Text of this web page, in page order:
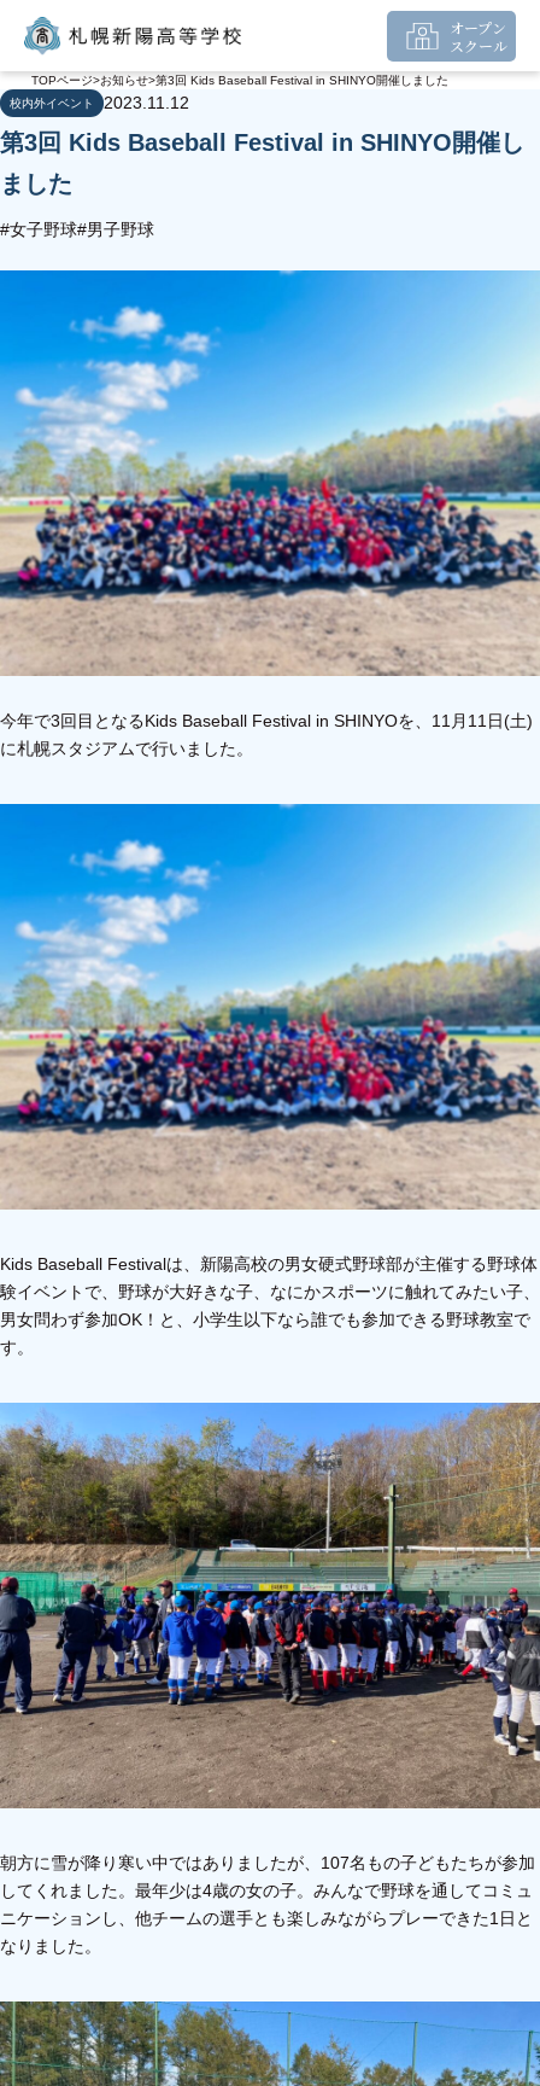
オープン
スクール
TOPページ お知らせ 第3回 Kids Baseball Festival in SHINYO開催しました
校内外イベント
2023.11.12
第3回 Kids Baseball Festival in SHINYO開催し
ました
#女子野球#男子野球
今年で3回目となるKids Baseball Festival in SHINYOを、11月11日(土)
に札幌スタジアムで行いました。
Kids Baseball Festivalは、新陽高校の男女硬式野球部が主催する野球体
験イベントで、野球が大好きな子、なにかスポーツに触れてみたい子、
男女問わず参加OK！と、小学生以下なら誰でも参加できる野球教室で
す。
朝方に雪が降り寒い中ではありましたが、107名もの子どもたちが参加
してくれました。最年少は4歳の女の子。みんなで野球を通してコミュ
ニケーションし、他チームの選手とも楽しみながらプレーできた1日と
なりました。